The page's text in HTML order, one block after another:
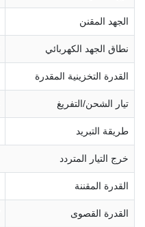
الجهد المقنن
نطاق الجهد الكهربائي
القدرة التخزينية المقدرة
تيار الشحن/التفريغ
طريقة التبريد
خرج التيار المتردد
القدرة المقننة
القدرة القصوى